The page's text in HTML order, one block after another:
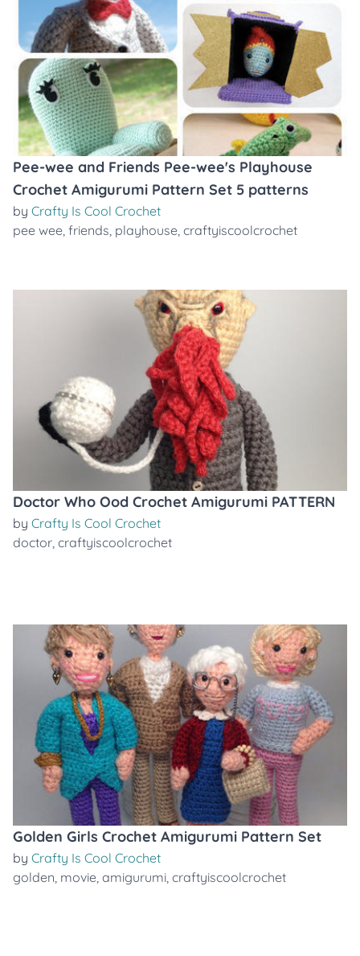
Pee-wee and Friends Pee-wee's Playhouse
Crochet Amigurumi Pattern Set 5 patterns
by Crafty Is Cool Crochet
pee wee, friends, playhouse, craftyiscoolcrochet
Doctor Who Ood Crochet Amigurumi PATTERN
by Crafty Is Cool Crochet
doctor, craftyiscoolcrochet
Golden Girls Crochet Amigurumi Pattern Set
by Crafty Is Cool Crochet
golden, movie, amigurumi, craftyiscoolcrochet